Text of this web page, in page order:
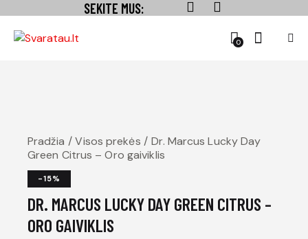
SEKITE MUS:
0
Pradžia Visos prekės
Dr. Marcus Lucky Day
Green Citrus – Oro gaiviklis
-15%
DR. MARCUS LUCKY DAY GREEN CITRUS –
ORO GAIVIKLIS